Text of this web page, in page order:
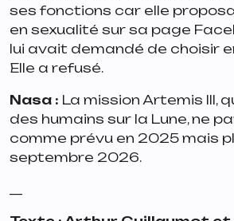
ses fonctions car elle
en sexualité sur sa page
lui avait demandé de choisir
Elle a refusé.
Nasa : La mission Artemis III,
des humains sur la Lune, ne
comme prévu en 2025 mais
septembre 2026.